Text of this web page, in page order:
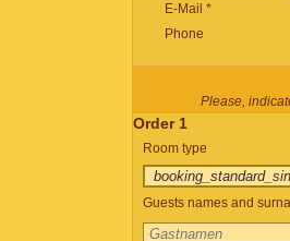
E-Mail *
Phone
Please,
Order 1
Room type
Guests names and